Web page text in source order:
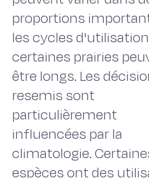
proportions
les cycles
certaines prairies
être longs. Les
resemis sont
particulièrement
influencées par la
climatologie.
espèces ont des